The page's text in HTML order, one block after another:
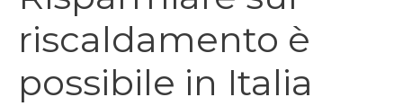
riscaldamento è
possibile in Italia